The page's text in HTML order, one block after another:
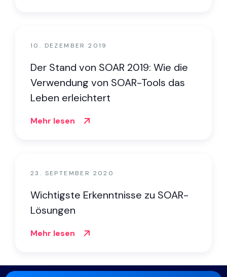
10. DEZEMBER 2019
Der Stand von SOAR 2019: Wie die
Verwendung von SOAR-Tools das
Leben erleichtert
Mehr lesen
23. SEPTEMBER 2020
Wichtigste Erkenntnisse zu SOAR-
Lösungen
Mehr lesen